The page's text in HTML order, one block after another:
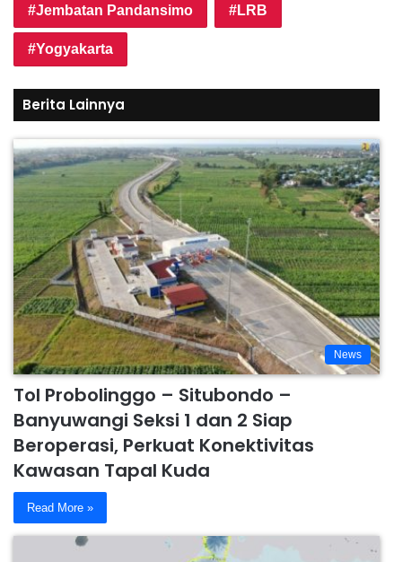
Jembatan Pandansimo LRB
Yogyakarta
Berita Lainnya
News
Tol Probolinggo – Situbondo –
Banyuwangi Seksi 1 dan 2 Siap
Beroperasi, Perkuat Konektivitas
Kawasan Tapal Kuda
Read More »